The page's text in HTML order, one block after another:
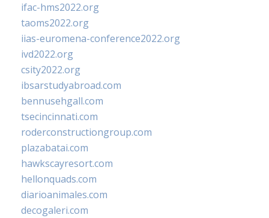
ifac-hms2022.org
taoms2022.org
iias-euromena-conference2022.org
ivd2022.org
csity2022.org
ibsarstudyabroad.com
bennusehgall.com
tsecincinnati.com
roderconstructiongroup.com
plazabatai.com
hawkscayresort.com
hellonquads.com
diarioanimales.com
decogaleri.com